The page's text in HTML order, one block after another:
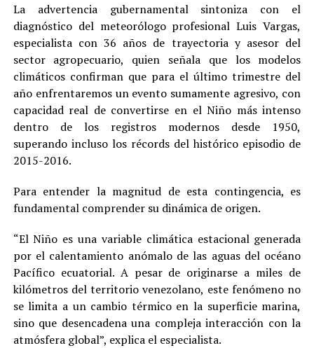
La advertencia gubernamental sintoniza con el
diagnóstico del meteorólogo profesional Luis Vargas,
especialista con 36 años de trayectoria y asesor del
sector agropecuario, quien señala que los modelos
climáticos confirman que para el último trimestre del
año enfrentaremos un evento sumamente agresivo, con
capacidad real de convertirse en el Niño más intenso
dentro de los registros modernos desde 1950,
superando incluso los récords del histórico episodio de
2015-2016.
Para entender la magnitud de esta contingencia, es
fundamental comprender su dinámica de origen.
“El Niño es una variable climática estacional generada
por el calentamiento anómalo de las aguas del océano
Pacífico ecuatorial. A pesar de originarse a miles de
kilómetros del territorio venezolano, este fenómeno no
se limita a un cambio térmico en la superficie marina,
sino que desencadena una compleja interacción con la
atmósfera global”, explica el especialista.